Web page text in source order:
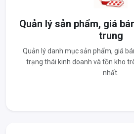
Quản lý sản phẩm, giá
trung
Quản lý danh mục sản phẩm, giá
trạng thái kinh doanh và tồn kho
nhất.